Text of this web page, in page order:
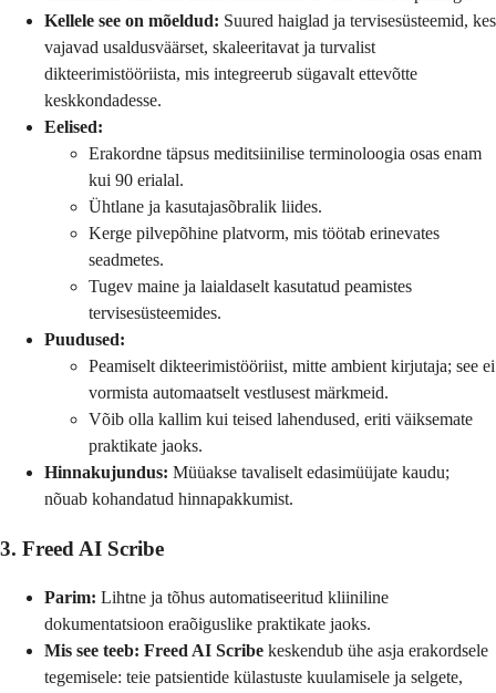
Kellele see on mõeldud: Suured haiglad ja tervisesüsteemid, kes
vajavad usaldusväärset, skaleeritavat ja turvalist
dikteerimistööriista, mis integreerub sügavalt ettevõtte
keskkondadesse.
Eelised:
Erakordne täpsus meditsiinilise terminoloogia osas enam
kui 90 erialal.
Ühtlane ja kasutajasõbralik liides.
Kerge pilvepõhine platvorm, mis töötab erinevates
seadmetes.
Tugev maine ja laialdaselt kasutatud peamistes
tervisesüsteemides.
Puudused:
Peamiselt dikteerimistööriist, mitte ambient kirjutaja; see ei
vormista automaatselt vestlusest märkmeid.
Võib olla kallim kui teised lahendused, eriti väiksemate
praktikate jaoks.
Hinnakujundus: Müüakse tavaliselt edasimüüjate kaudu;
nõuab kohandatud hinnapakkumist.
3. Freed AI Scribe
Parim: Lihtne ja tõhus automatiseeritud kliiniline
dokumentatsioon eraõiguslike praktikate jaoks.
Mis see teeb: Freed AI Scribe keskendub ühe asja erakordsele
tegemisele: teie patsientide külastuste kuulamisele ja selgete,